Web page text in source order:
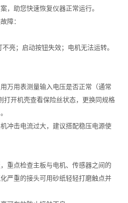
，助您快速恢复仪器正常运行。
障：
；启动按钮失效；电机无法运转。
用表测量输入电压是否正常（通常
打开机壳查看保险丝状态，更换同规格
击电流过大，建议搭配稳压电源使
点检查主板与电机、传感器之间的
严重的接头可用砂纸轻轻打磨触点并